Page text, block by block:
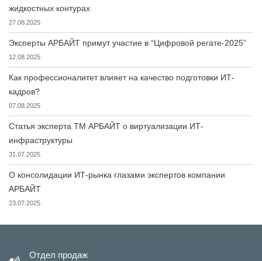
жидкостных контурах
27.08.2025
Эксперты АРБАЙТ примут участие в “Цифровой регате-2025”
12.08.2025
Как профессионалитет влияет на качество подготовки ИТ-
кадров?
07.08.2025
Статья эксперта ТМ АРБАЙТ о виртуализации ИТ-
инфраструктуры
31.07.2025
О консолидации ИТ-рынка глазами экспертов компании
АРБАЙТ
23.07.2025
Отдел продаж